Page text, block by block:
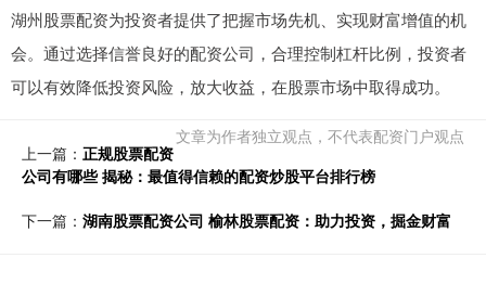
湖州股票配资为投资者提供了把握市场先机、实现财富增值的机
会。通过选择信誉良好的配资公司，合理控制杠杆比例，投资者
可以有效降低投资风险，放大收益，在股票市场中取得成功。
文章为作者独立观点，不代表配资门户观点
上一篇： 正规股票配资
公司有哪些 揭秘：最值得信赖的配资炒股平台排行榜
下一篇： 湖南股票配资公司 榆林股票配资：助力投资，掘金财富